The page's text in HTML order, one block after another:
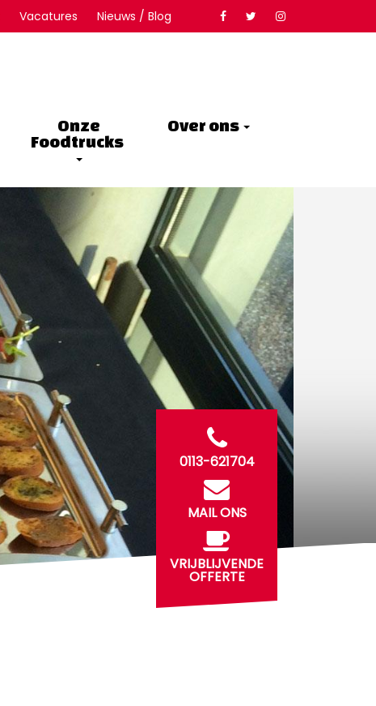
Vacatures Nieuws / Blog
Onze
Foodtrucks
Over ons
0113-621704
MAIL ONS
VRIJBLIJVENDE
OFFERTE